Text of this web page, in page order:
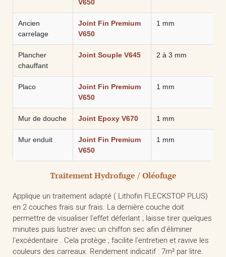
V650
Ancien
carrelage
Joint Fin Premium
V650
1 mm
Plancher
chauffant
Joint Souple V645 2 à 3 mm
Placo
Joint Fin Premium
V650
1 mm
Mur de douche Joint Epoxy V670 1 mm
Mur enduit
Joint Fin Premium
V650
1 mm
Traitement Hydrofuge / Oléofuge
Applique un traitement adapté ( Lithofin FLECKSTOP PLUS)
en 2 couches frais sur frais. La dernière couche doit
permettre de visualiser l'effet déferlant ; laisse tirer quelques
minutes puis lustrer avec un chiffon sec afin d'éliminer
l'excédentaire . Cela protège ; facilite l'entretien et ravive les
couleurs des carreaux. Rendement indicatif : 7m² par litre.